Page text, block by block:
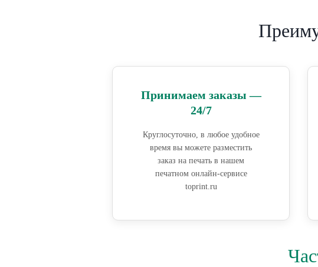
Принимаем заказы —
24/7
Круглосуточно, в любое удобное
время вы можете разместить
заказ на печать в нашем
печатном онлайн-сервисе
toprint.ru